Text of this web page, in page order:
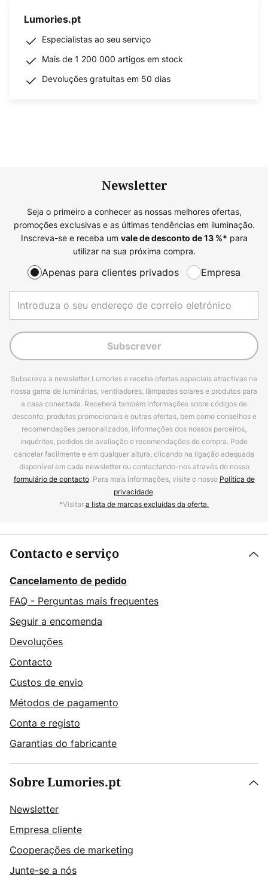
Lumories.pt
Especialistas ao seu serviço
Mais de 1 200 000 artigos em stock
Devoluções gratuitas em 50 dias
Newsletter
Seja o primeiro a conhecer as nossas melhores ofertas,
promoções exclusivas e as últimas tendências em iluminação.
Inscreva-se e receba um vale de desconto de13%* para
utilizar na sua próxima compra.
Apenas para clientes privados Empresa
Subscrever
Subscreva a newsletter Lumories e receba ofertas especiais atractivas na
nossa gama de luminárias, ventiladores, lâmpadas solares e produtos para
a casa conectada. Receberá também informações sobre códigos de
desconto, produtos promocionais e outras ofertas, bem como conselhos e
recomendações personalizados, informações dos nossos parceiros,
inquéritos, pedidos de avaliação e recomendações de compra. Pode
cancelar facilmente e em qualquer altura, clicando na ligação adequada
disponível em cada newsletter ou contactando-nos através do nosso
formulário de contacto. Para mais informações, visite o nosso Política de
privacidade.
*Visitara lista de marcas excluídas da oferta.
Contacto e serviço
Cancelamento de pedido
FAQ - Perguntas mais frequentes
Seguir a encomenda
Devoluções
Contacto
Custos de envio
Métodos de pagamento
Conta e registo
Garantias do fabricante
Sobre Lumories.pt
Newsletter
Empresa cliente
Cooperações de marketing
Junte-se a nós